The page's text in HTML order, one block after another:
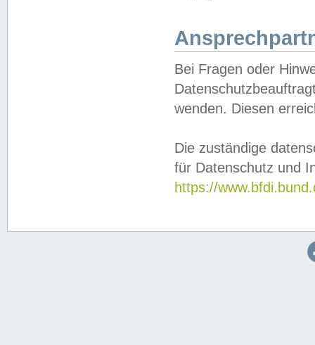
Bei Fragen oder
wenden. Diesen
Die zuständige
für Datenschutz und
https://